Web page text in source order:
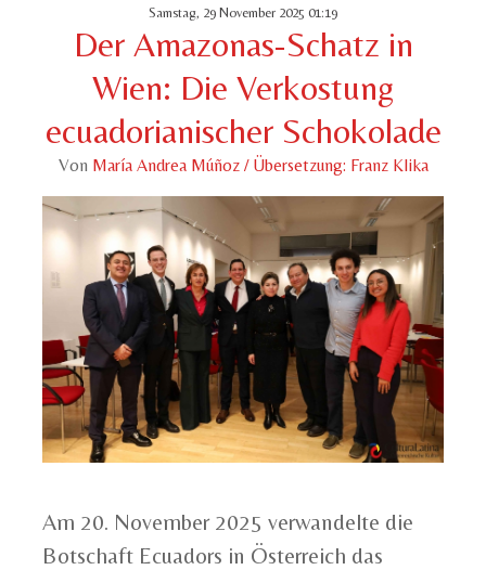
Samstag, 29 November 2025 01:19
Der Amazonas-Schatz in
Wien: Die Verkostung
ecuadorianischer Schokolade
Von María Andrea Múñoz / Übersetzung: Franz Klika
Am 20. November 2025 verwandelte die
Botschaft Ecuadors in Österreich das